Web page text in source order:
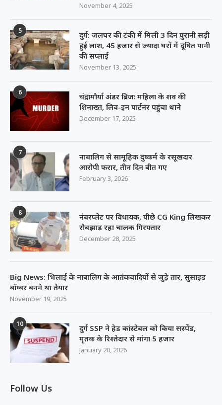
November 4, 2025
5
दुर्ग: जलघर की टंकी में मिली 3 दिन पुरानी सड़ी
हुई लाश, 45 हजार से ज्यादा घरों में दूषित पानी
की सप्लाई
November 13, 2025
6
चंद्रामौर्या अंडर ब्रिजः महिला के शव की
शिनाख्त, लिव-इन पार्टनर पहुंचा थाने
December 17, 2025
7
नाबालिग से सामूहिक दुष्कर्म के रसूखदार
आरोपी फरार, तीन दिन बीत गए
February 3, 2026
8
नंबरप्लेट पर विधायक, पीछे CG King लिखकर
रौबझाड़ रहा चालक गिरफ्तार
December 28, 2025
Big News: भिलाई के नाबालिग के आतंकवादियों से जुड़े तार, सुसाइड
बॉम्बर बनने था तैयार
November 19, 2025
10
दुर्ग SSP ने हेड कांस्टेबल को किया सस्पेंड,
मृतक के रिश्तेदार से मांगा 5 हजार
January 20, 2026
Follow Us